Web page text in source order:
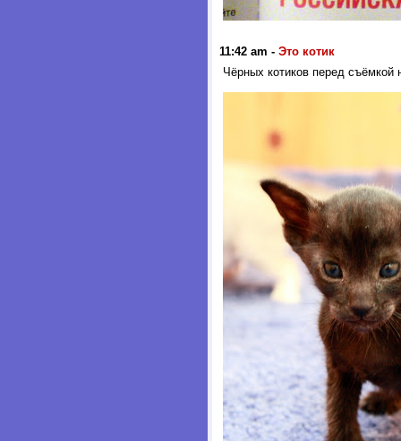
11:42 am - Это котик
Чёрных котиков перед съёмкой